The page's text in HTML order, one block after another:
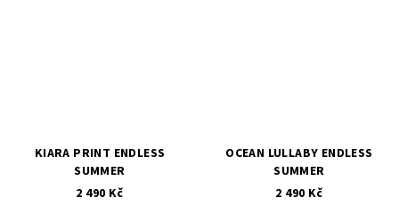
KIARA PRINT ENDLESS
SUMMER
2 490 Kč
OCEAN LULLABY ENDLESS
SUMMER
2 490 Kč